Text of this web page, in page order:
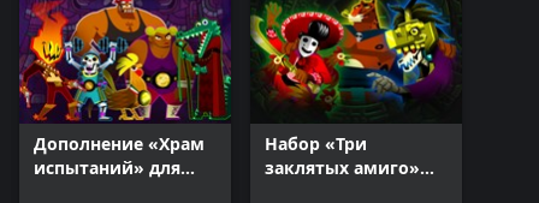
Дополнение «Храм
испытаний» для
Набор «Три
заклятых амиго»